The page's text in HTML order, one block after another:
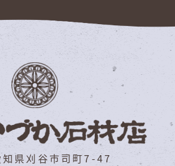
県刈谷市司町7-47